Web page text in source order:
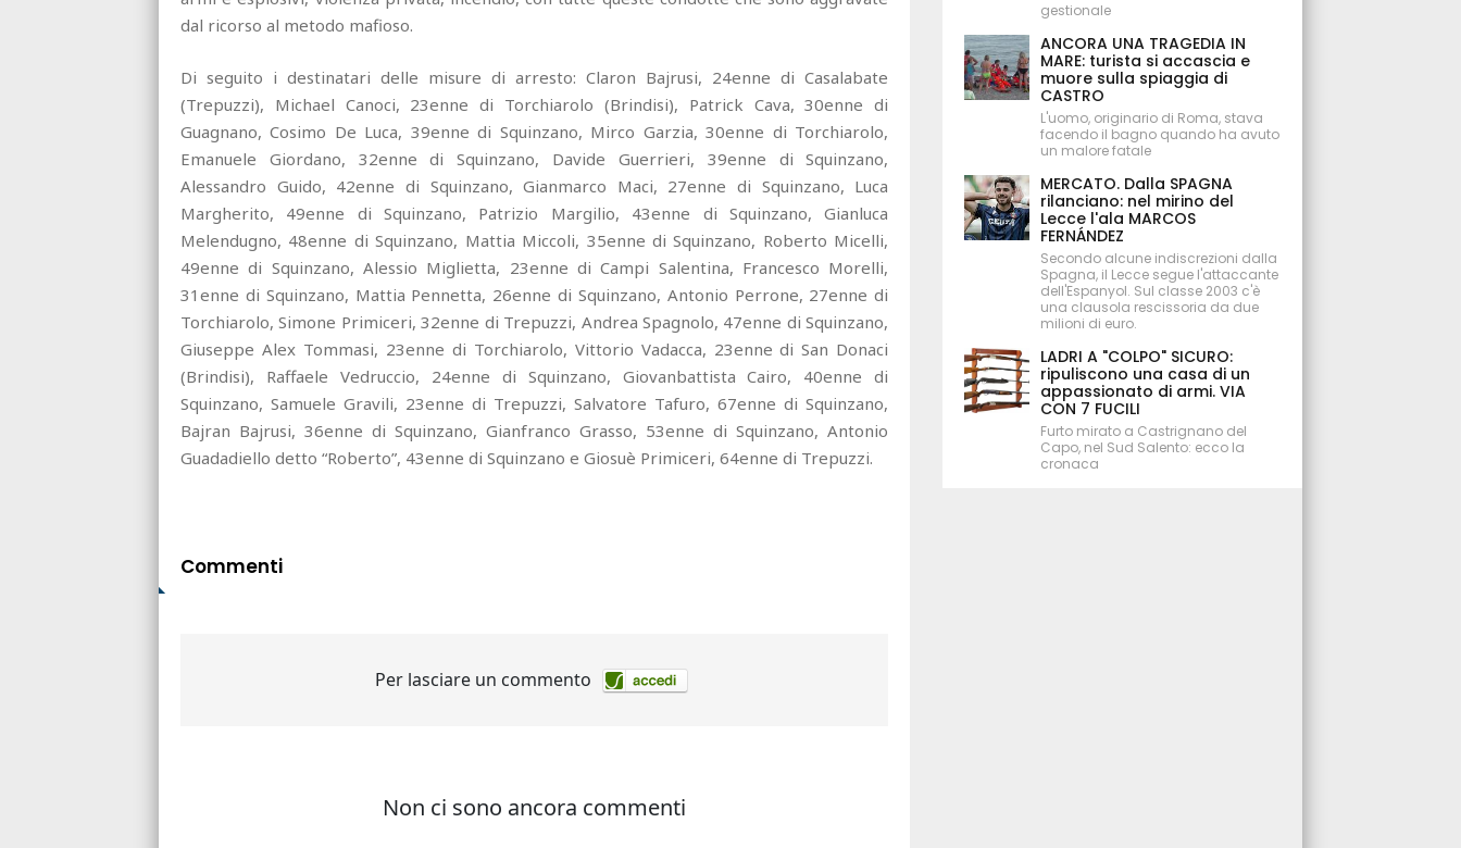
dal ricorso al metodo mafioso.
Di seguito i destinatari delle misure di arresto: Claron Bajrusi, 24enne di Casalabate
(Trepuzzi), Michael Canoci, 23enne di Torchiarolo (Brindisi), Patrick Cava, 30enne di
Guagnano, Cosimo De Luca, 39enne di Squinzano, Mirco Garzia, 30enne di Torchiarolo,
Emanuele Giordano, 32enne di Squinzano, Davide Guerrieri, 39enne di Squinzano,
Alessandro Guido, 42enne di Squinzano, Gianmarco Maci, 27enne di Squinzano, Luca
Margherito, 49enne di Squinzano, Patrizio Margilio, 43enne di Squinzano, Gianluca
Melendugno, 48enne di Squinzano, Mattia Miccoli, 35enne di Squinzano, Roberto Micelli,
49enne di Squinzano, Alessio Miglietta, 23enne di Campi Salentina, Francesco Morelli,
31enne di Squinzano, Mattia Pennetta, 26enne di Squinzano, Antonio Perrone, 27enne di
Torchiarolo, Simone Primiceri, 32enne di Trepuzzi, Andrea Spagnolo, 47enne di Squinzano,
Giuseppe Alex Tommasi, 23enne di Torchiarolo, Vittorio Vadacca, 23enne di San Donaci
(Brindisi), Raffaele Vedruccio, 24enne di Squinzano, Giovanbattista Cairo, 40enne di
Squinzano, Samuele Gravili, 23enne di Trepuzzi, Salvatore Tafuro, 67enne di Squinzano,
Bajran Bajrusi, 36enne di Squinzano, Gianfranco Grasso, 53enne di Squinzano, Antonio
Guadadiello detto “Roberto”, 43enne di Squinzano e Giosuè Primiceri, 64enne di Trepuzzi.
Commenti
gestionale
ANCORA UNA TRAGEDIA IN
MARE: turista si accascia e
muore sulla spiaggia di
CASTRO
L'uomo, originario di Roma, stava
facendo il bagno quando ha avuto
un malore fatale
MERCATO. Dalla SPAGNA
rilanciano: nel mirino del
Lecce l'ala MARCOS
FERNÁNDEZ
Secondo alcune indiscrezioni dalla
Spagna, il Lecce segue l'attaccante
dell'Espanyol. Sul classe 2003 c'è
una clausola rescissoria da due
milioni di euro.
LADRI A "COLPO" SICURO:
ripuliscono una casa di un
appassionato di armi. VIA
CON 7 FUCILI
Furto mirato a Castrignano del
Capo, nel Sud Salento: ecco la
cronaca